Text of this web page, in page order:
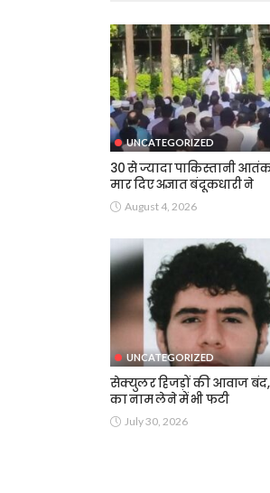
UNCATEGORIZED
30 से ज्यादा पाकिस्तानी
मार दिए अज्ञात बंदूकधारी ने
August 4, 2026
UNCATEGORIZED
सेक्युलर हिजड़ों की आवाज
का नाम लेने में भी फटी
July 30, 2026